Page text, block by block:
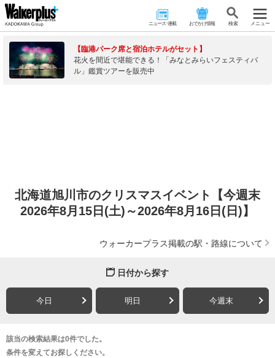
ニュース･連載 おでかけ情報 検 索 メニュー
【臨港パーク席と宿泊ホテルがセット】
花火を間近で堪能できる！「みなとみらいフェスティバ
ル」鑑賞ツアーを販売中
北海道旭川市のクリスマスイベント【今週末
2026年8月15日(土)～2026年8月16日(日)】
ウォーカープラス掲載の駅・路線について
日付から探す
今日 明日 今週末
該当の検索結果は0件でした。
条件を変えてお探しください。